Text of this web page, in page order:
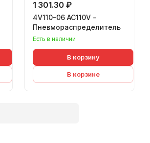
1 301.30 ₽
4V110-06 AC110V -
Пневмораспределитель
Есть в наличии
В корзину
В корзине